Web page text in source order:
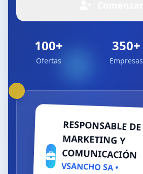
100+
Ofertas
350+
Empresas
RESPONSABLE DE
MARKETING Y
COMUNICACIÓN
VSANCHO SA •
Ubicación no